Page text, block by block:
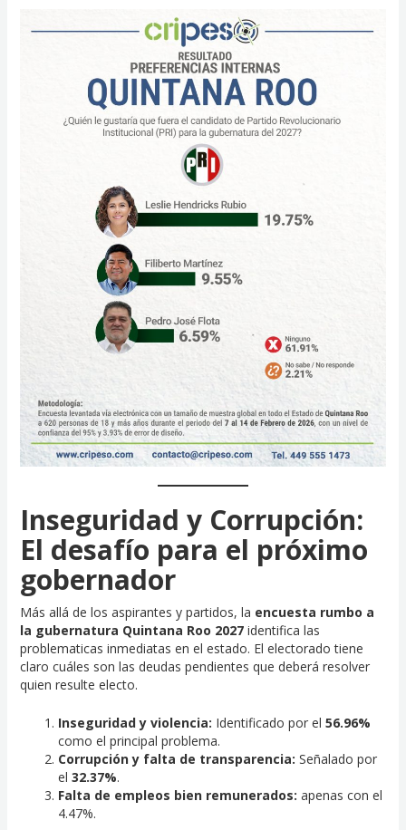
Inseguridad y Corrupción:
El desafío para el próximo
gobernador
Más allá de los aspirantes y partidos, la encuesta rumbo a
la gubernatura Quintana Roo 2027identifica las
problematicas inmediatas en el estado. El electorado tiene
claro cuáles son las deudas pendientes que deberá resolver
quien resulte electo.
Inseguridad y violencia: Identificado por el 56.96%
como el principal problema.
Corrupción y falta de transparencia: Señalado por
el 32.37%.
Falta de empleos bien remunerados: apenas con el
4.47%.